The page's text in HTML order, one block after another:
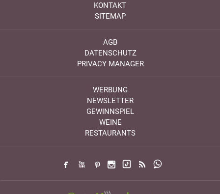
KONTAKT
SITEMAP
AGB
DATENSCHUTZ
PRIVACY MANAGER
WERBUNG
NEWSLETTER
GEWINNSPIEL
WEINE
RESTAURANTS